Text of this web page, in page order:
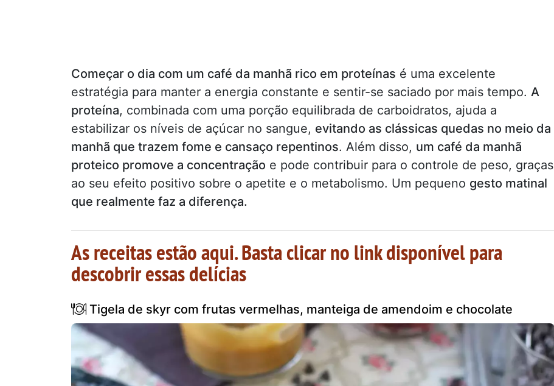
Começar o dia com um café da manhã rico em proteínas é uma excelente
estratégia para manter a energia constante e sentir-se saciado por mais tempo. A
proteína, combinada com uma porção equilibrada de carboidratos, ajuda a
estabilizar os níveis de açúcar no sangue, evitando as clássicas quedas no meio da
manhã que trazem fome e cansaço repentinos. Além disso, um café da manhã
proteico promove a concentração e pode contribuir para o controle de peso, graças
ao seu efeito positivo sobre o apetite e o metabolismo. Um pequeno gesto matinal
que realmente faz a diferença.
As receitas estão aqui. Basta clicar no link disponível para
descobrir essas delícias
Tigela de skyr com frutas vermelhas, manteiga de amendoim e chocolate